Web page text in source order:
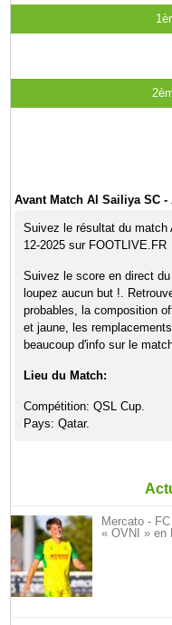
Avant Match Al Sailiya SC -
Suivez le résultat du match
12-2025 sur FOOTLIVE.FR
Suivez le score en direct
loupez aucun but !.
probables, la composition
et jaune, les
beaucoup d'info sur le
Lieu du Match:
Compétition: QSL Cup.
Pays: Qatar.
Mercato -
« OVNI » en